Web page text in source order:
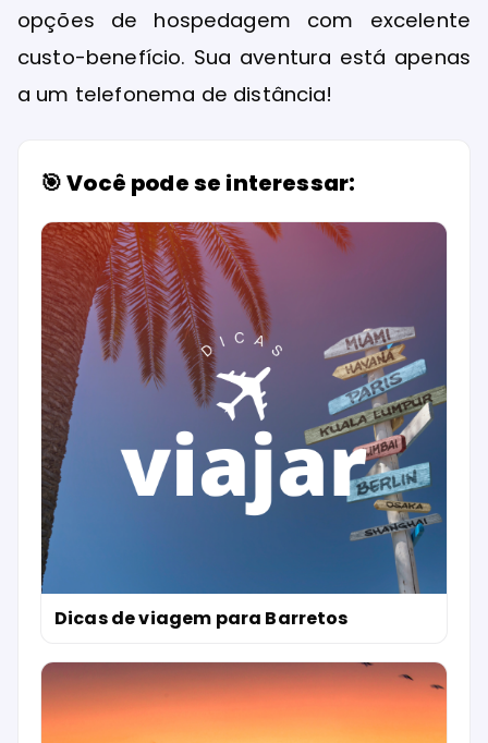
opções de hospedagem com excelente
custo-benefício. Sua aventura está apenas
a um telefonema de distância!
🎯 Você pode se interessar:
Dicas de viagem para Barretos